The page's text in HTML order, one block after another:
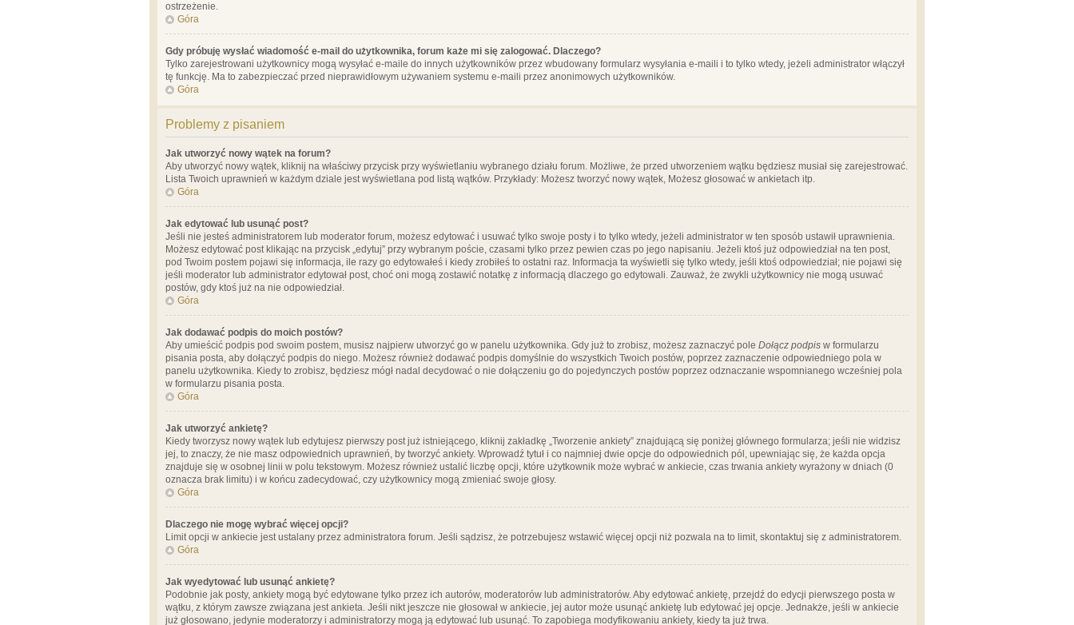
ostrzeżenie.
Góra
Gdy próbuję wysłać wiadomość e-mail do użytkownika, forum każe mi się zalogować. Dlaczego?
Tylko zarejestrowani użytkownicy mogą wysyłać e-maile do innych użytkowników przez wbudowany formularz wysyłania e-maili i to tylko wtedy, jeżeli administrator włączył
tę funkcję. Ma to zabezpieczać przed nieprawidłowym używaniem systemu e-maili przez anonimowych użytkowników.
Góra
Problemy z pisaniem
Jak utworzyć nowy wątek na forum?
Aby utworzyć nowy wątek, kliknij na właściwy przycisk przy wyświetlaniu wybranego działu forum. Możliwe, że przed utworzeniem wątku będziesz musiał się zarejestrować.
Lista Twoich uprawnień w każdym dziale jest wyświetlana pod listą wątków. Przykłady: Możesz tworzyć nowy wątek, Możesz głosować w ankietach itp.
Góra
Jak edytować lub usunąć post?
Jeśli nie jesteś administratorem lub moderator forum, możesz edytować i usuwać tylko swoje posty i to tylko wtedy, jeżeli administrator w ten sposób ustawił uprawnienia.
Możesz edytować post klikając na przycisk „edytuj” przy wybranym poście, czasami tylko przez pewien czas po jego napisaniu. Jeżeli ktoś już odpowiedział na ten post,
pod Twoim postem pojawi się informacja, ile razy go edytowałeś i kiedy zrobiłeś to ostatni raz. Informacja ta wyświetli się tylko wtedy, jeśli ktoś odpowiedział; nie pojawi się
jeśli moderator lub administrator edytował post, choć oni mogą zostawić notatkę z informacją dlaczego go edytowali. Zauważ, że zwykli użytkownicy nie mogą usuwać
postów, gdy ktoś już na nie odpowiedział.
Góra
Jak dodawać podpis do moich postów?
Aby umieścić podpis pod swoim postem, musisz najpierw utworzyć go w panelu użytkownika. Gdy już to zrobisz, możesz zaznaczyć pole Dołącz podpis w formularzu
pisania posta, aby dołączyć podpis do niego. Możesz również dodawać podpis domyślnie do wszystkich Twoich postów, poprzez zaznaczenie odpowiedniego pola w
panelu użytkownika. Kiedy to zrobisz, będziesz mógł nadal decydować o nie dołączeniu go do pojedynczych postów poprzez odznaczanie wspomnianego wcześniej pola
w formularzu pisania posta.
Góra
Jak utworzyć ankietę?
Kiedy tworzysz nowy wątek lub edytujesz pierwszy post już istniejącego, kliknij zakładkę „Tworzenie ankiety” znajdującą się poniżej głównego formularza; jeśli nie widzisz
jej, to znaczy, że nie masz odpowiednich uprawnień, by tworzyć ankiety. Wprowadź tytuł i co najmniej dwie opcje do odpowiednich pól, upewniając się, że każda opcja
znajduje się w osobnej linii w polu tekstowym. Możesz również ustalić liczbę opcji, które użytkownik może wybrać w ankiecie, czas trwania ankiety wyrażony w dniach (0
oznacza brak limitu) i w końcu zadecydować, czy użytkownicy mogą zmieniać swoje głosy.
Góra
Dlaczego nie mogę wybrać więcej opcji?
Limit opcji w ankiecie jest ustalany przez administratora forum. Jeśli sądzisz, że potrzebujesz wstawić więcej opcji niż pozwala na to limit, skontaktuj się z administratorem.
Góra
Jak wyedytować lub usunąć ankietę?
Podobnie jak posty, ankiety mogą być edytowane tylko przez ich autorów, moderatorów lub administratorów. Aby edytować ankietę, przejdź do edycji pierwszego posta w
wątku, z którym zawsze związana jest ankieta. Jeśli nikt jeszcze nie głosował w ankiecie, jej autor może usunąć ankietę lub edytować jej opcje. Jednakże, jeśli w ankiecie
już głosowano, jedynie moderatorzy i administratorzy mogą ją edytować lub usunąć. To zapobiega modyfikowaniu ankiety, kiedy ta już trwa.